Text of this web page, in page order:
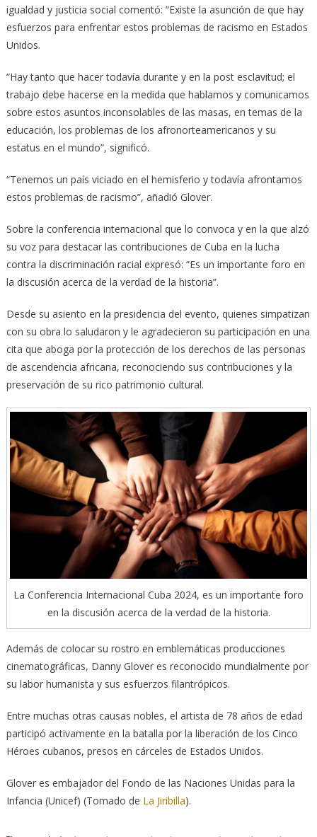
igualdad y justicia social comentó: “Existe la asunción de que hay
esfuerzos para enfrentar estos problemas de racismo en Estados
Unidos.
“Hay tanto que hacer todavía durante y en la post esclavitud; el
trabajo debe hacerse en la medida que hablamos y comunicamos
sobre estos asuntos inconsolables de las masas, en temas de la
educación, los problemas de los afronorteamericanos y su
estatus en el mundo”, significó.
“Tenemos un país viciado en el hemisferio y todavía afrontamos
estos problemas de racismo”, añadió Glover.
Sobre la conferencia internacional que lo convoca y en la que alzó
su voz para destacar las contribuciones de Cuba en la lucha
contra la discriminación racial expresó: “Es un importante foro en
la discusión acerca de la verdad de la historia”.
Desde su asiento en la presidencia del evento, quienes simpatizan
con su obra lo saludaron y le agradecieron su participación en una
cita que aboga por la protección de los derechos de las personas
de ascendencia africana, reconociendo sus contribuciones y la
preservación de su rico patrimonio cultural.
La Conferencia Internacional Cuba 2024, es un importante foro
en la discusión acerca de la verdad de la historia.
Además de colocar su rostro en emblemáticas producciones
cinematográficas, Danny Glover es reconocido mundialmente por
su labor humanista y sus esfuerzos filantrópicos.
Entre muchas otras causas nobles, el artista de 78 años de edad
participó activamente en la batalla por la liberación de los Cinco
Héroes cubanos, presos en cárceles de Estados Unidos.
Glover es embajador del Fondo de las Naciones Unidas para la
Infancia (Unicef) (Tomado de La Jiribilla).